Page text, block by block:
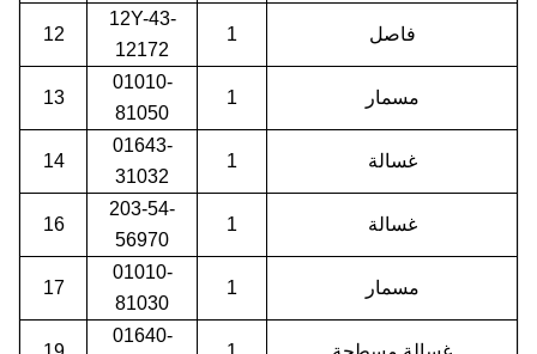
12
12Y-43-
12172
1 فاصل
13
01010-
81050
1 مسمار
14
01643-
31032
1 غسالة
16
203-54-
56970
1 غسالة
17
01010-
81030
1 مسمار
01640-